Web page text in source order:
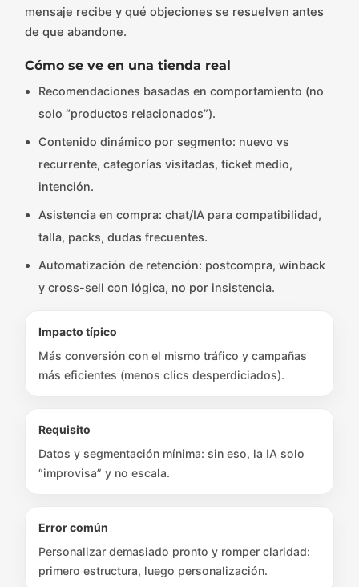
mensaje recibe y qué objeciones se resuelven antes
de que abandone.
Cómo se ve en una tienda real
Recomendaciones basadas en comportamiento (no
solo “productos relacionados”).
Contenido dinámico por segmento: nuevo vs
recurrente, categorías visitadas, ticket medio,
intención.
Asistencia en compra: chat/IA para compatibilidad,
talla, packs, dudas frecuentes.
Automatización de retención: postcompra, winback
y cross-sell con lógica, no por insistencia.
Impacto típico
Más conversión con el mismo tráfico y campañas
más eficientes (menos clics desperdiciados).
Requisito
Datos y segmentación mínima: sin eso, la IA solo
“improvisa” y no escala.
Error común
Personalizar demasiado pronto y romper claridad:
primero estructura, luego personalización.